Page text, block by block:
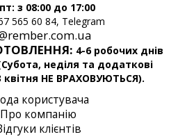
з 08:00 до 17:00
565 60 84, Telegram
4-6 робочих днів
неділя та додаткові
квітня НЕ ВРАХОВУЮТЬСЯ).
користувача
Про компанію
клієнтів